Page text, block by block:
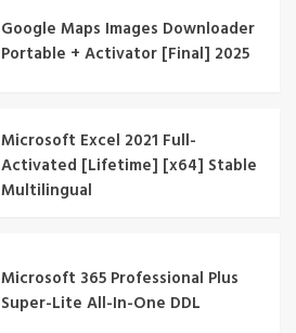
Google Maps Images Downloader
Portable + Activator [Final] 2025
Microsoft Excel 2021 Full-
Activated [Lifetime] [x64] Stable
Multilingual
Microsoft 365 Professional Plus
Super-Lite All-In-One DDL